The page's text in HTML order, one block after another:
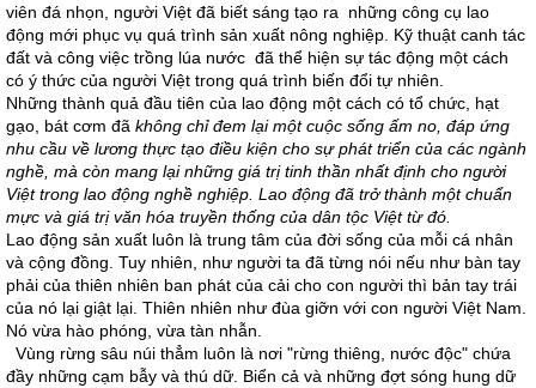
viên đá nhọn, người Việt đã biết sáng tạo ra những công cụ lao
động mới phục vụ quá trình sản xuất nông nghiệp. Kỹ thuật canh tác
đất và công việc trồng lúa nước đã thể hiện sự tác động một cách
có ý thức của người Việt trong quá trình biến đổi tự nhiên.
Những thành quả đầu tiên của lao động một cách có tổ chức, hạt
gạo, bát cơm đã không chỉ đem lại một cuộc sống ấm no, đáp ứng
nhu cầu về lương thực tạo điều kiện cho sự phát triển của các ngành
nghề, mà còn mang lại những giá trị tinh thần nhất định cho người
Việt trong lao động nghề nghiệp. Lao động đã trở thành một chuẩn
mực và giá trị văn hóa truyền thống của dân tộc Việt từ đó.
Lao động sản xuất luôn là trung tâm của đời sống của mỗi cá nhân
và cộng đồng. Tuy nhiên, như người ta đã từng nói nếu như bàn tay
phải của thiên nhiên ban phát của cải cho con người thì bản tay trái
của nó lại giật lại. Thiên nhiên như đùa giỡn với con người Việt Nam.
Nó vừa hào phóng, vừa tàn nhẫn.
Vùng rừng sâu núi thẳm luôn là nơi "rừng thiêng, nước độc" chứa
đầy những cạm bẫy và thú dữ. Biển cả và những đợt sóng hung dữ